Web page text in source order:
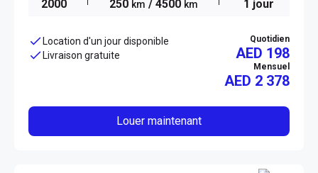
2000 250 km / 4500 km 1 jour
Location d'un jour disponible
Livraison gratuite
Quotidien
AED 198
Mensuel
AED 2 378
Louer maintenant